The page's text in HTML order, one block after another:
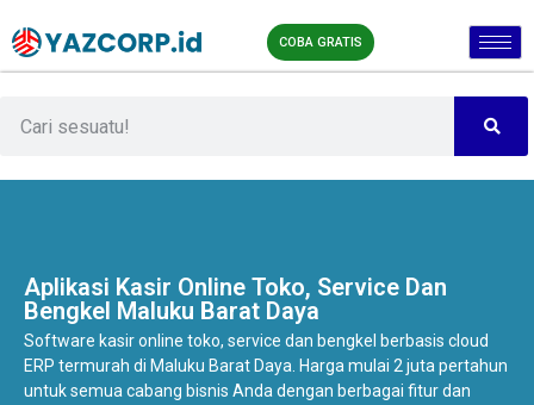
COBA GRATIS
Aplikasi Kasir Online Toko, Service Dan
Bengkel Maluku Barat Daya
Software kasir online toko, service dan bengkel berbasis cloud
ERP termurah di Maluku Barat Daya. Harga mulai 2 juta pertahun
untuk semua cabang bisnis Anda dengan berbagai fitur dan